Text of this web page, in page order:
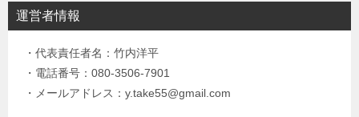
運営者情報
・代表責任者名：竹内洋平
・電話番号：080-3506-7901
・メールアドレス：y.take55@gmail.com